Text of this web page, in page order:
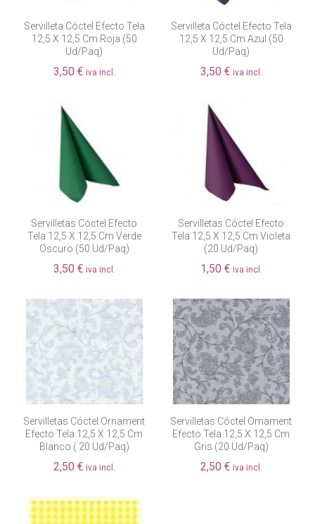
Servilleta Cóctel Efecto Tela
12,5 X 12,5 Cm Roja (50
Ud/paq)
3,50 € iva incl.
Servilleta Cóctel Efecto Tela
12,5 X 12,5 Cm Azul (50
Ud/paq)
3,50 € iva incl.
Servilletas Cóctel Efecto
Tela 12,5 X 12,5 Cm Verde
Oscuro (50 Ud/paq)
3,50 € iva incl.
Servilletas Cóctel Efecto
Tela 12,5 X 12,5 Cm Violeta
(20 Ud/paq)
1,50 € iva incl.
Servilletas Cóctel Ornament
Efecto Tela 12,5 X 12,5 Cm
Blanco ( 20 Ud/paq)
2,50 € iva incl.
Servilletas Cóctel Ornament
Efecto Tela 12,5 X 12,5 Cm
Gris (20 Ud/paq)
2,50 € iva incl.